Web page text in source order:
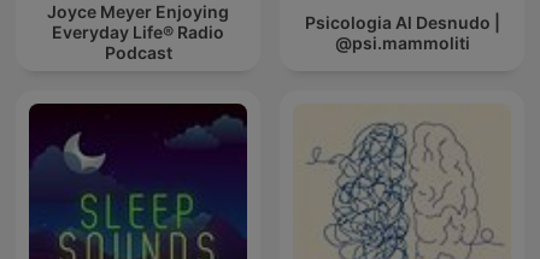
Joyce Meyer Enjoying
Everyday Life® Radio
Podcast
Psicologia Al Desnudo |
@psi.mammoliti